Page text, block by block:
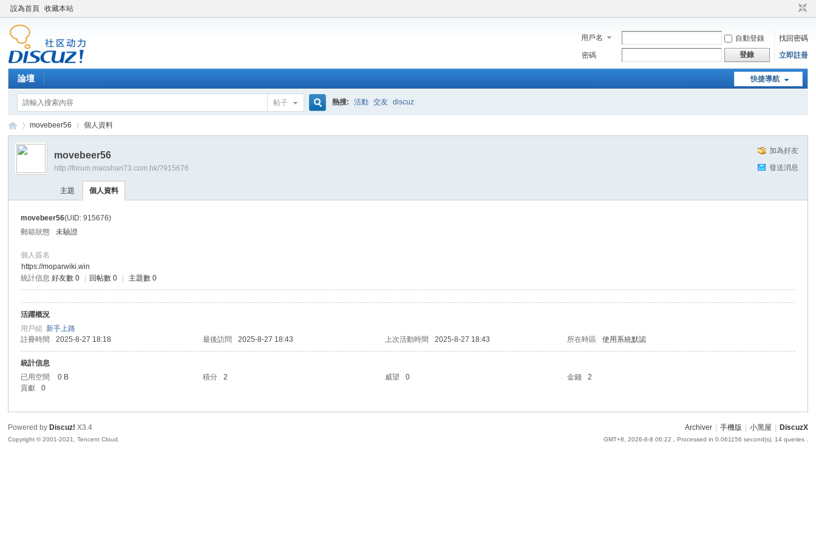
設為首頁 收藏本站
用戶名 自動登錄
找回密碼
密碼
登錄 立即註冊
快捷導航
論壇
帖子 熱搜: 活動 交友 discuz
›
movebeer56 個人資料
加為好友
發送消息
movebeer56
http://forum.maoshan73.com.hk/?915676
主題 個人資料
movebeer56(UID: 915676)
郵箱狀態
未驗證
個人簽名
https://moparwiki.win
統計信息 好友數 0 回帖數 0 主題數 0
活躍概況
用戶組新手上路
註冊時間
2025-8-27 18:18 最後訪問 2025-8-27 18:43 上次活動時間 2025-8-27 18:43 所在時區 使用系統默認
統計信息
已用空間
0 B 積分 2 威望 0 金錢
2
貢獻
0
Archiver 手機版 小黑屋 DiscuzX
GMT+8, 2026-8-8 06:22 , Processed in 0.061156 second(s), 14 queries .
Powered by Discuz! X3.4
Copyright © 2001-2021, Tencent Cloud.